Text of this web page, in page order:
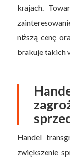
krajach.
niższą cenę
brakuje takich
Handel
zwiększenie